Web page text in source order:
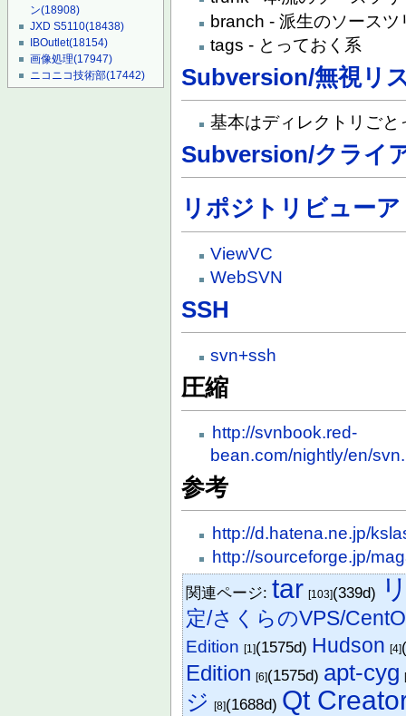
ン(18908)
JXD S5110(18438)
IBOutlet(18154)
画像処理(17947)
ニコニコ技術部(17442)
branch - 派生のソースツ
tags - とっておく系
Subversion/無視リ
基本はディレクトリごと
Subversion/クライ
リポジトリビューア
ViewVC
WebSVN
SSH
svn+ssh
圧縮
http://svnbook.red-
bean.com/nightly/en/
参考
http://d.hatena.ne.jp/
http://sourceforge.jp/
関連ページ: tar [103](339d)
定/さくらのVPS/
Edition [1](1575d) Hudson [4]
Edition [6](1575d) apt-cyg
ジ [8](1688d) Qt